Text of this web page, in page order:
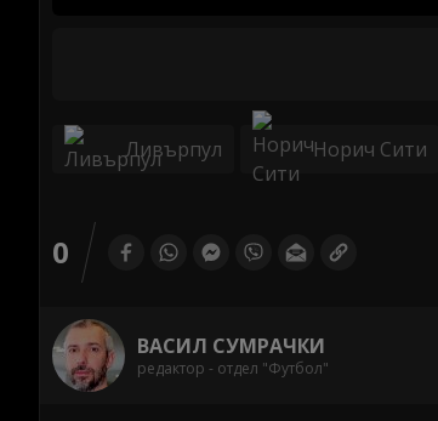
Ливърпул Норич Сити
0
ВАСИЛ СУМРАЧКИ
редактор - отдел "Футбол"